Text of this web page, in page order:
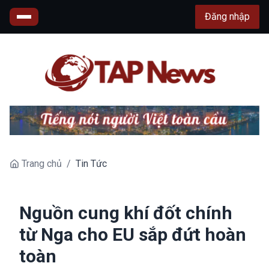
Đăng nhập
Trang chủ / Tin Tức
Nguồn cung khí đốt chính
từ Nga cho EU sắp đứt hoàn
toàn